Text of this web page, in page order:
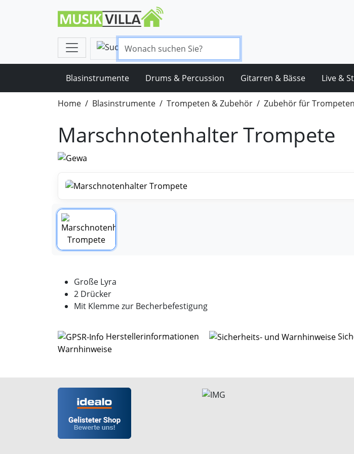
Blasinstrumente Drums & Percussion Gitarren & Bässe Live &
Home Blasinstrumente Trompeten & Zubehör Zubehör für Trompeten
Marschnotenhalter Trompete
Große Lyra
2 Drücker
Mit Klemme zur Becherbefestigung
Herstellerinformationen
Warnhinweise